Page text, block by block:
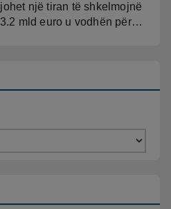
një tiran të shkelmojnë
mld euro u vodhën për…